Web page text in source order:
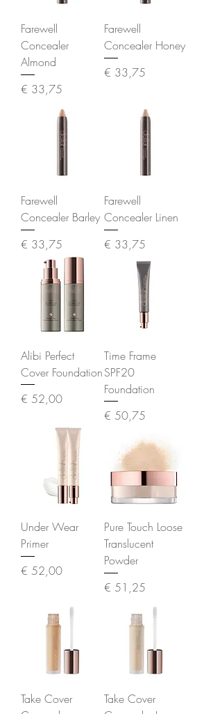
Farewell
Concealer
Almond
Prijs
€ 33,75
Farewell
Concealer Honey
Prijs
€ 33,75
Farewell
Concealer Barley
Prijs
€ 33,75
Farewell
Concealer Linen
Prijs
€ 33,75
Alibi Perfect
Cover Foundation
Prijs
€ 52,00
Time Frame
SPF20
Foundation
Prijs
€ 50,75
Under Wear
Primer
Prijs
€ 52,00
Pure Touch Loose
Translucent
Powder
Prijs
€ 51,25
Take Cover
Take Cover